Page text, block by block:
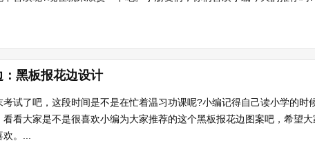
黑板报花边设计
试了吧，这段时间是不是在忙着温习功课呢?小编记得自己读小学的时
看大家是不是很喜欢小编为大家推荐的这个黑板报花边图案吧，希望
。...